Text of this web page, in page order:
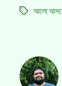
Tagsআলো